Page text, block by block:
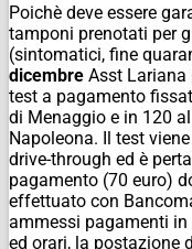
Poichè deve essere
tamponi prenotati per
(sintomatici, fine
dicembre Asst Lariana
test a pagamento
di Menaggio e in 120
Napoleona. Il test
drive-through ed è
pagamento (70 euro)
effettuato con
ammessi pagamenti
ed orari, la postazione